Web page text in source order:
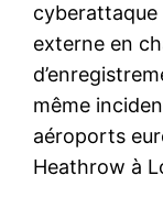
cyberattaque
externe en
même
aéroports
Heathrow à